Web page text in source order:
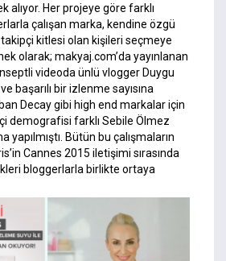
alıyor. Her projeye göre farklı
çalışan marka, kendine özgü
takipçi kitlesi olan kişileri seçmeye
olarak; makyaj.com’da yayınlanan
videoda ünlü vlogger Duygu
başarılı bir izlenme sayısına
Decay gibi high end markalar için
demografisi farklı Sebile Ölmez
yapılmıştı. Bütün bu çalışmaların
Cannes 2015 iletişimi sırasında
bloggerlarla birlikte ortaya